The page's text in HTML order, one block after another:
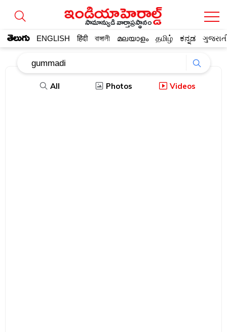
సామాన్యుడి వార్తాప్రస్థానం
తెలుగు ENGLISH हिंदी বাঙ্গালী മലയാളം தமிழ் ಕನ್ನಡ
All Photos Videos